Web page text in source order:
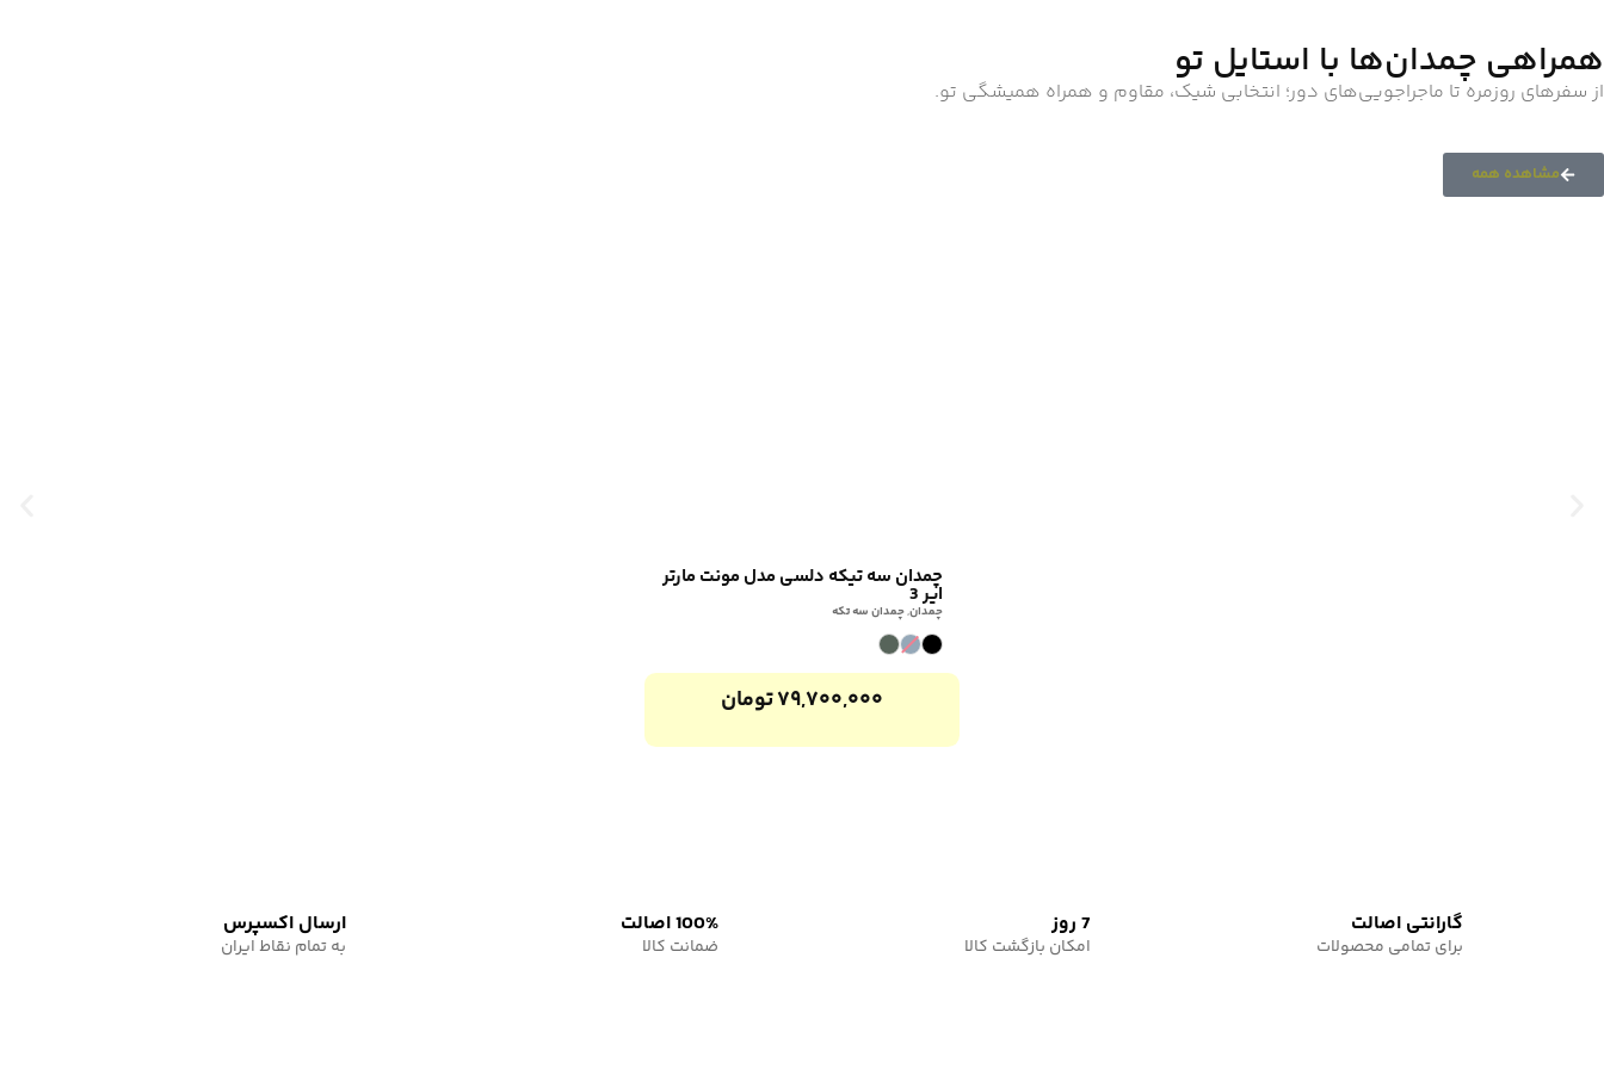
همراهی چمدان‌ها با استایل تو
از سفرهای روزمره تا ماجراجویی‌های دور؛ انتخابی شیک، مقاوم و همراه همیشگی تو.
مشاهده همه
چمدان سه تیکه دلسی مدل مونت مارتر
ایر 3
چمدان,چمدان سه تکه
۷۹,۷۰۰,۰۰۰تومان
گارانتی اصالت
برای تمامی محصولات
7 روز
امکان بازگشت کالا
100% اصالت
ضمانت کالا
ارسال اکسپرس
به تمام نقاط ایران